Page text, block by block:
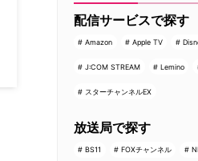
配信サービスで探す
Amazon Apple TV
J:COM STREAM Lemino
スターチャンネルEX
放送局で探す
BS11 FOXチャンネル